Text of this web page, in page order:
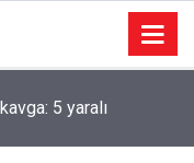
2 kişi tutuklandı